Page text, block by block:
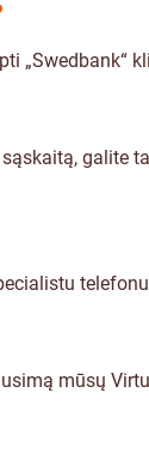
„Swedbank“
galite
mūsų